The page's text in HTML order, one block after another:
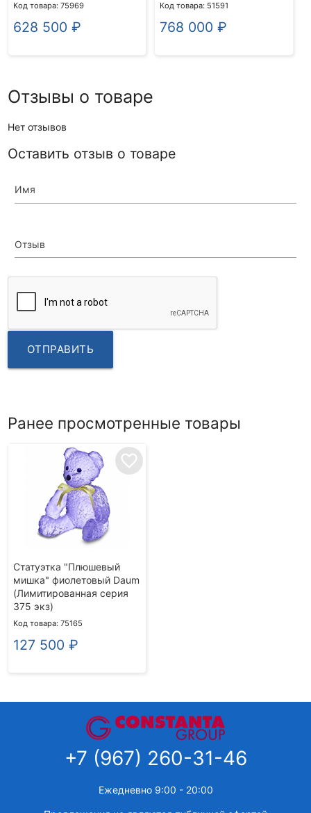
Код товара: 75969
628 500 ₽
Код товара: 51591
768 000 ₽
Отзывы о товаре
Нет отзывов
Оставить отзыв о товаре
Имя
Отзыв
ОТПРАВИТЬ
Ранее просмотренные товары
favorite_border
Статуэтка "Плюшевый
мишка" фиолетовый Daum
(Лимитированная серия
375 экз)
Код товара: 75165
127 500 ₽
+7 (967) 260-31-46
Ежедневно 9:00 - 20:00